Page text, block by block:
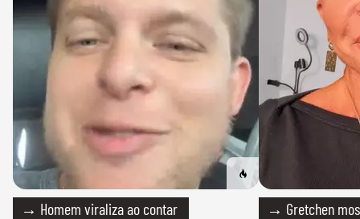
→ Homem viraliza ao contar
→ Gretchen